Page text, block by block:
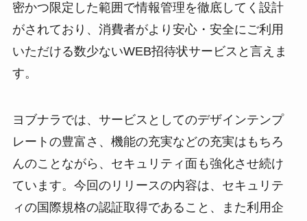
密かつ限定した範囲で情報管理を徹底してく設計
がされており、消費者がより安心・安全にご利用
いただける数少ないWEB招待状サービスと言えま
す。
ヨブナラでは、サービスとしてのデザインテンプ
レートの豊富さ、機能の充実などの充実はもちろ
んのことながら、セキュリティ面も強化させ続け
ています。今回のリリースの内容は、セキュリテ
ィの国際規格の認証取得であること、また利用企